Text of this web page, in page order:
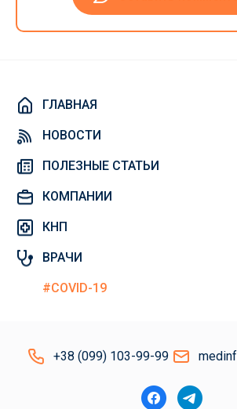
ГЛАВНАЯ
НОВОСТИ
ПОЛЕЗНЫЕ СТАТЬИ
КОМПАНИИ
КНП
ВРАЧИ
#COVID-19
+38 (099) 103-99-99